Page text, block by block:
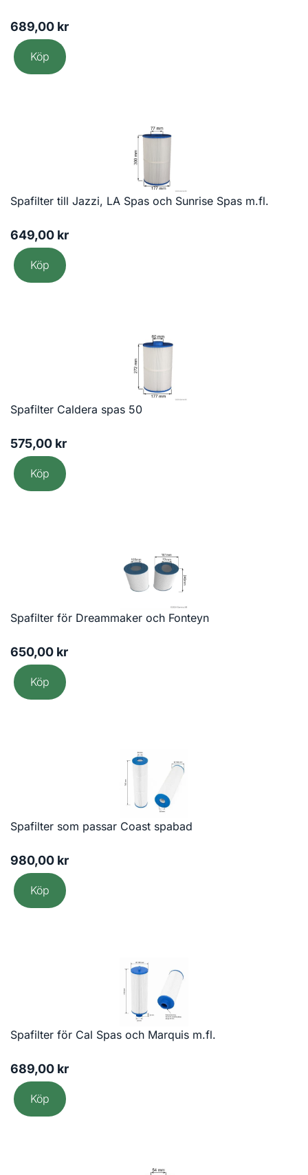
689,00 kr
Köp
Spafilter till Jazzi, LA Spas och Sunrise Spas m.fl.
649,00 kr
Köp
Spafilter Caldera spas 50
575,00 kr
Köp
Spafilter för Dreammaker och Fonteyn
650,00 kr
Köp
Spafilter som passar Coast spabad
980,00 kr
Köp
Spafilter för Cal Spas och Marquis m.fl.
689,00 kr
Köp